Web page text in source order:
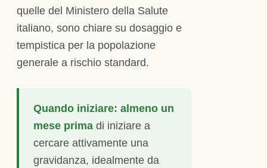
quelle del Ministero della Salute
italiano, sono chiare su dosaggio e
tempistica per la popolazione
generale a rischio standard.
Quando iniziare: almeno un
mese prima di iniziare a
cercare attivamente una
gravidanza, idealmente da